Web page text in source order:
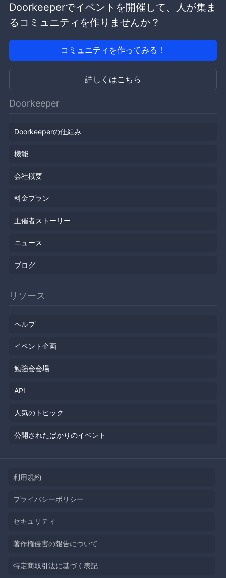
Doorkeeperでイベントを開催して、人が集ま
るコミュニティを作りませんか？
コミュニティを作ってみる！
詳しくはこちら
Doorkeeper
Doorkeeperの仕組み
機能
会社概要
料金プラン
主催者ストーリー
ニュース
ブログ
リソース
ヘルプ
イベント企画
勉強会会場
API
人気のトピック
公開されたばかりのイベント
利用規約
プライバシーポリシー
セキュリティ
著作権侵害の報告について
特定商取引法に基づく表記